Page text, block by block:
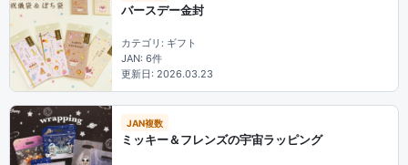
バースデー金封
カテゴリ: ギフト
JAN: 6件
更新日: 2026.03.23
JAN複数
ミッキー＆フレンズの宇宙ラッピング